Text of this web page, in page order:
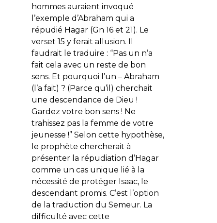
hommes auraient invoqué
l’exemple d’Abraham qui a
répudié Hagar (Gn 16 et 21). Le
verset 15 y ferait allusion. Il
faudrait le traduire : “Pas un n’a
fait cela avec un reste de bon
sens. Et pourquoi l’un – Abraham
(l’a fait) ? (Parce qu’il) cherchait
une descendance de Dieu !
Gardez votre bon sens ! Ne
trahissez pas la femme de votre
jeunesse !” Selon cette hypothèse,
le prophète chercherait à
présenter la répudiation d’Hagar
comme un cas unique lié à la
nécessité de protéger Isaac, le
descendant promis. C’est l’option
de la traduction du Semeur. La
difficulté avec cette